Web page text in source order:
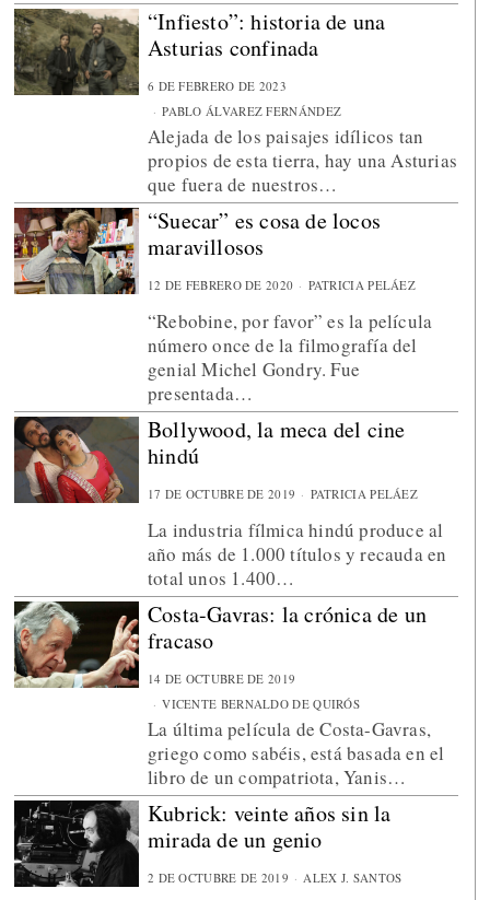
“Infiesto”: historia de una
Asturias confinada
6 DE FEBRERO DE 2023
PABLO ÁLVAREZ FERNÁNDEZ
Alejada de los paisajes idílicos tan
propios de esta tierra, hay una Asturias
que fuera de nuestros…
“Suecar” es cosa de locos
maravillosos
12 DE FEBRERO DE 2020 PATRICIA PELÁEZ
“Rebobine, por favor” es la película
número once de la filmografía del
genial Michel Gondry. Fue
presentada…
Bollywood, la meca del cine
hindú
17 DE OCTUBRE DE 2019 PATRICIA PELÁEZ
La industria fílmica hindú produce al
año más de 1.000 títulos y recauda en
total unos 1.400…
Costa-Gavras: la crónica de un
fracaso
14 DE OCTUBRE DE 2019
VICENTE BERNALDO DE QUIRÓS
La última película de Costa-Gavras,
griego como sabéis, está basada en el
libro de un compatriota, Yanis…
Kubrick: veinte años sin la
mirada de un genio
2 DE OCTUBRE DE 2019 ALEX J. SANTOS